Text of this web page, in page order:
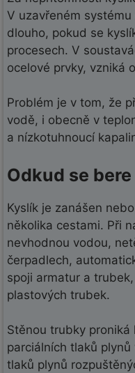
V uzavřeném
dlouho, pokud se
procesech. V
ocelové prvky, vzniká
Problém je v tom, že
vodě, i obecně v
a nízkotuhnoucí
Odkud se
Kyslík je zanášen
několika cestami. Při
nevhodnou vodou,
čerpadlech,
spoji armatur a
plastových trubek.
Stěnou trubky
parciálních tlaků
tlaků plynů